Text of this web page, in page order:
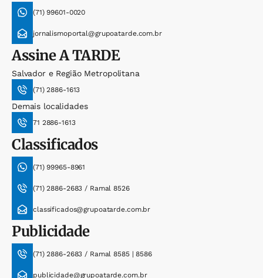
(71) 99601-0020
jornalismoportal@grupoatarde.com.br
AssineA TARDE
Salvador e Região Metropolitana
(71) 2886-1613
Demais localidades
71 2886-1613
Classificados
(71) 99965-8961
(71) 2886-2683 / Ramal 8526
classificados@grupoatarde.com.br
Publicidade
(71) 2886-2683 / Ramal 8585 | 8586
publicidade@grupoatarde.com.br